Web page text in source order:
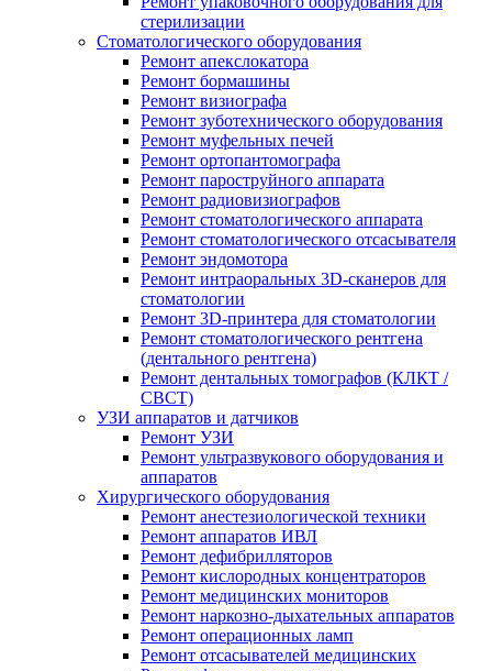
стерилизации
Стоматологического оборудования
Ремонт апекслокатора
Ремонт бормашины
Ремонт визиографа
Ремонт зуботехнического оборудования
Ремонт муфельных печей
Ремонт ортопантомографа
Ремонт пароструйного аппарата
Ремонт радиовизиографов
Ремонт стоматологического аппарата
Ремонт стоматологического отсасывателя
Ремонт эндомотора
Ремонт интраоральных 3D-сканеров для
стоматологии
Ремонт 3D-принтера для стоматологии
Ремонт стоматологического рентгена
(дентального рентгена)
Ремонт дентальных томографов (КЛКТ /
CBCT)
УЗИ аппаратов и датчиков
Ремонт УЗИ
Ремонт ультразвукового оборудования и
аппаратов
Хирургического оборудования
Ремонт анестезиологической техники
Ремонт аппаратов ИВЛ
Ремонт дефибрилляторов
Ремонт кислородных концентраторов
Ремонт медицинских мониторов
Ремонт наркозно-дыхательных аппаратов
Ремонт операционных ламп
Ремонт отсасывателей медицинских